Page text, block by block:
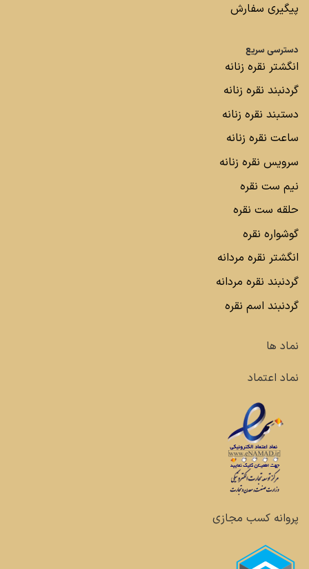
پیگیری سفارش
دسترسی سریع
انگشتر نقره زنانه
گردنبند نقره زنانه
دستبند نقره زنانه
ساعت نقره زنانه
سرویس نقره زنانه
نیم ست نقره
حلقه ست نقره
گوشواره نقره
انگشتر نقره مردانه
گردنبند نقره مردانه
گردنبند اسم نقره
نماد ها
نماد اعتماد
پروانه کسب مجازی